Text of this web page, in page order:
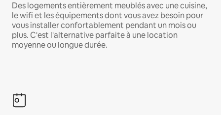
Des logements entièrement meublés avec une cuisine,
le wifi et les équipements dont vous avez besoin pour
vous installer confortablement pendant un mois ou
plus. C'est l'alternative parfaite à une location
moyenne ou longue durée.